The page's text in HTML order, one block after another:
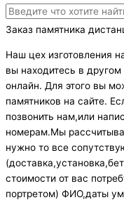
Заказ памятника
Наш цех изготовления
вы находитесь в
онлайн. Для этого вы
памятников на сайте.
позвонить нам,или
номерам.Мы
нужно то все
стоимости от вас
портретом) ФИО,даты